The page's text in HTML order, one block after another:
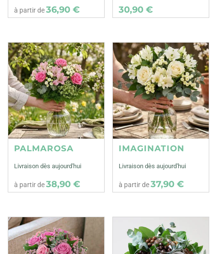
à partir de36,90 € 30,90 €
PALMAROSA
Livraison dès aujourd'hui
à partir de38,90 €
IMAGINATION
Livraison dès aujourd'hui
à partir de37,90 €